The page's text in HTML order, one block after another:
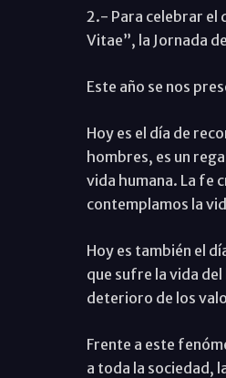
2.- Para celebrar el
Vitae”, la Jornada
Este año se nos
Hoy es el día de
hombres, es un
vida humana. La fe
contemplamos la
Hoy es también el
que sufre la vida
deterioro de los
Frente a este
a toda la sociedad,